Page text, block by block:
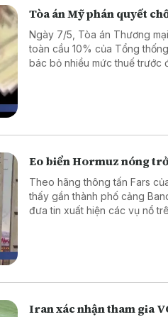
Tòa án Mỹ phán quyết
Ngày 7/5, Tòa án Thương
toàn cầu 10% của Tổng
bác bỏ nhiều mức thuế trước
Eo biển Hormuz nóng
Theo hãng thông tấn Fars
thấy gần thành phố cảng
đưa tin xuất hiện các vụ nổ
Iran xác nhận tham gia